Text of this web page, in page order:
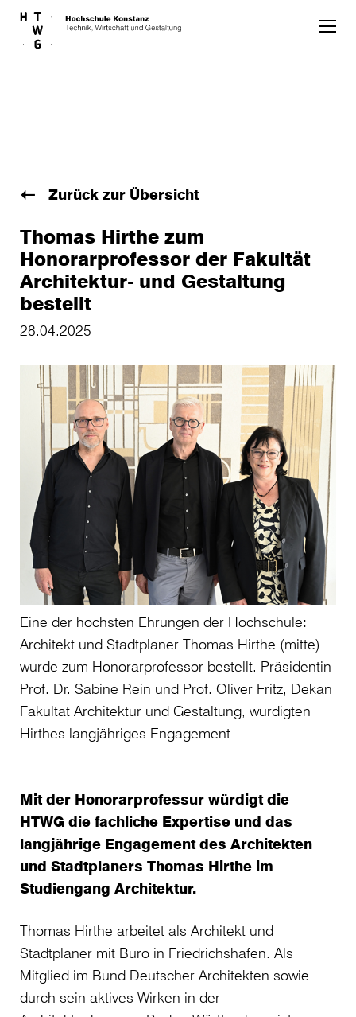
Skip to main content
Zurück zur Übersicht
Thomas Hirthe zum
Honorarprofessor der Fakultät
Architektur- und Gestaltung
bestellt
28.04.2025
Eine der höchsten Ehrungen der Hochschule:
Architekt und Stadtplaner Thomas Hirthe (mitte)
wurde zum Honorarprofessor bestellt. Präsidentin
Prof. Dr. Sabine Rein und Prof. Oliver Fritz, Dekan
Fakultät Architektur und Gestaltung, würdigten
Hirthes langjähriges Engagement
Mit der Honorarprofessur würdigt die
HTWG die fachliche Expertise und das
langjährige Engagement des Architekten
und Stadtplaners Thomas Hirthe im
Studiengang Architektur.
Thomas Hirthe arbeitet als Architekt und
Stadtplaner mit Büro in Friedrichshafen. Als
Mitglied im Bund Deutscher Architekten sowie
durch sein aktives Wirken in der